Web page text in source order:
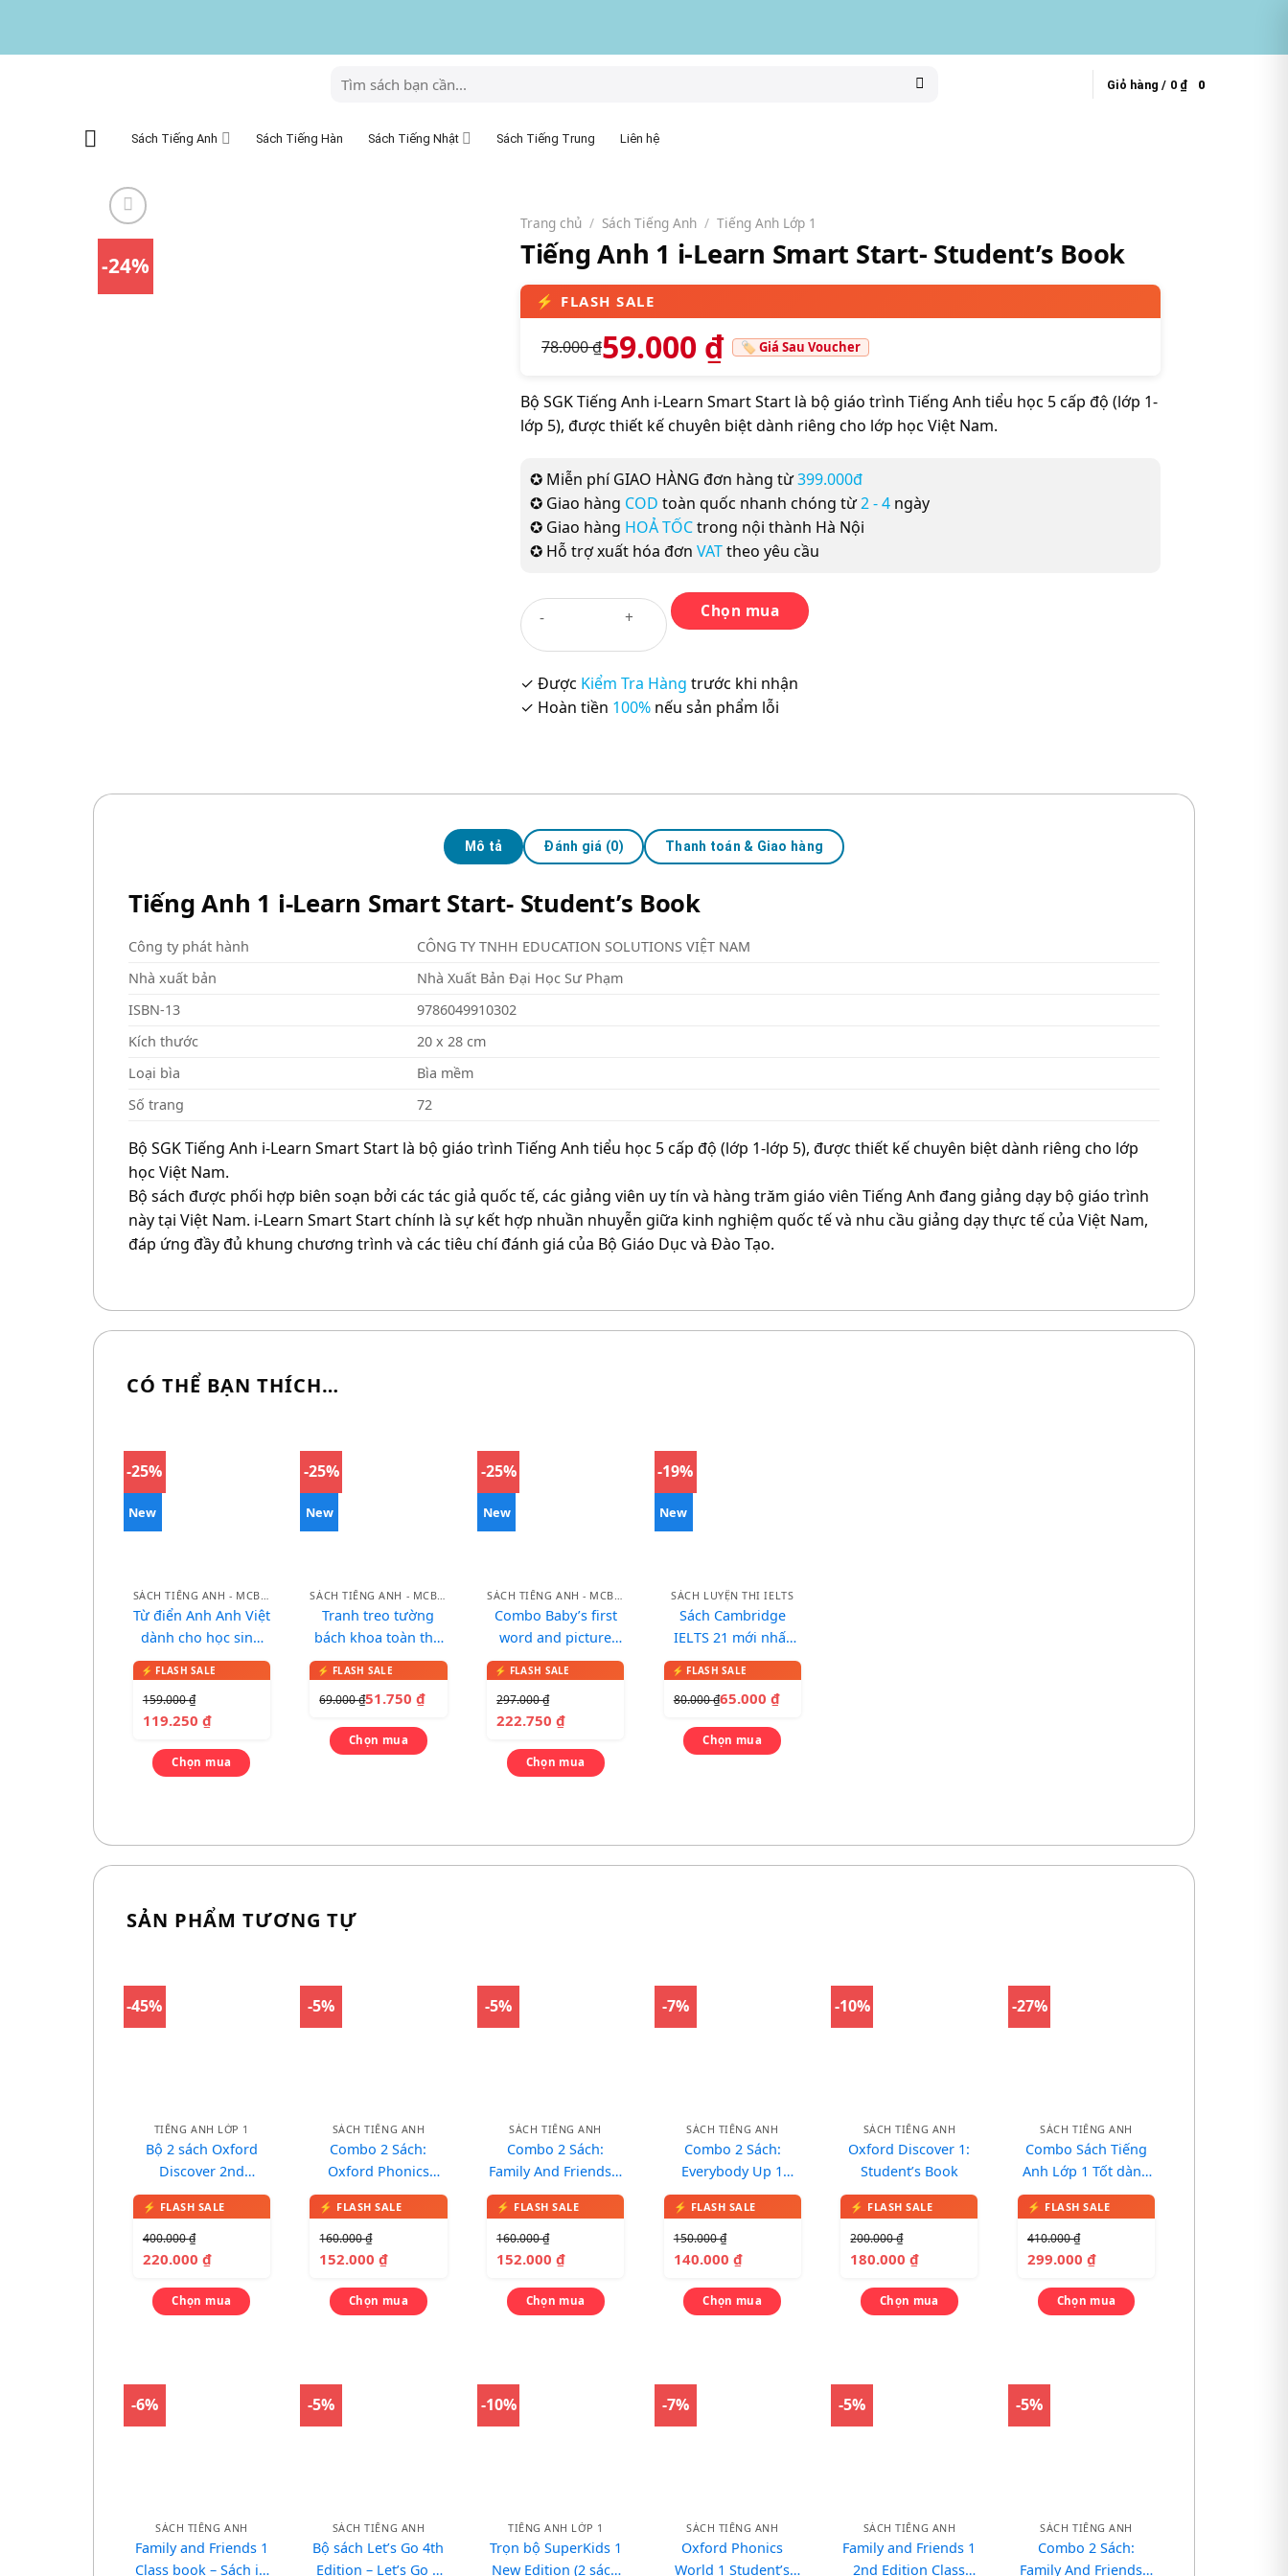
content
Tìm
kiếm:
Giỏ hàng / 0 ₫ 0
Sách Tiếng Anh Sách Tiếng Hàn Sách Tiếng Nhật Sách Tiếng Trung Liên hệ
-24%
Trang chủ / Sách Tiếng Anh / Tiếng Anh Lớp 1
Tiếng Anh 1 i-Learn Smart Start- Student’s Book
78.000₫59.000 ₫
Bộ SGK Tiếng Anh i-Learn Smart Start là bộ giáo trình Tiếng Anh tiểu học 5 cấp độ (lớp 1-
lớp 5), được thiết kế chuyên biệt dành riêng cho lớp học Việt Nam.
✪ Miễn phí GIAO HÀNG đơn hàng từ399.000đ
✪ Giao hàng COD toàn quốc nhanh chóng từ2 - 4 ngày
✪ Giao hàng HOẢ TỐCtrong nội thành Hà Nội
✪ Hỗ trợ xuất hóa đơn VATtheo yêu cầu
Tiếng
Anh
Learn
lượng
Chọn mua
✓ Được Kiểm Tra Hàng trước khi nhận
✓ Hoàn tiền 100% nếu sản phẩm lỗi
Mô tả Đánh giá (0) Thanh toán & Giao hàng
Tiếng Anh 1 i-Learn Smart Start- Student’s Book
Công ty phát hành
CÔNG TY TNHH EDUCATION SOLUTIONS VIỆT NAM
Nhà xuất bản
Nhà Xuất Bản Đại Học Sư Phạm
ISBN-13
9786049910302
Kích thước
20 x 28 cm
Loại bìa
Bìa mềm
Số trang
72
Bộ SGK Tiếng Anh i-Learn Smart Start là bộ giáo trình Tiếng Anh tiểu học 5 cấp độ (lớp 1-lớp 5), được thiết kế chuyên biệt dành riêng cho lớp
học Việt Nam.
Bộ sách được phối hợp biên soạn bởi các tác giả quốc tế, các giảng viên uy tín và hàng trăm giáo viên Tiếng Anh đang giảng dạy bộ giáo trình
này tại Việt Nam. i-Learn Smart Start chính là sự kết hợp nhuần nhuyễn giữa kinh nghiệm quốc tế và nhu cầu giảng dạy thực tế của Việt Nam,
đáp ứng đầy đủ khung chương trình và các tiêu chí đánh giá của Bộ Giáo Dục và Đào Tạo.
CÓ THỂ BẠN THÍCH…
-25%
New
Từ điển Anh Anh Việt
dành cho học sinh
(bìa xanh đỏ)
159.000₫
119.250 ₫
Chọn mua
-25%
New
Tranh treo tường
bách khoa toàn thư
cho bé
69.000₫51.750₫
Chọn mua
-25%
New
Combo Baby’s first
word and picture
dictionary – Từ điển
song ngữ qua tranh
cho bé
297.000₫
222.750₫
Chọn mua
-19%
New
SÁCH LUYỆN THI IELTS
Sách Cambridge
IELTS 21 mới nhất
2026
80.000₫65.000 ₫
Chọn mua
SẢN PHẨM TƯƠNG TỰ
-45%
TIẾNG ANH LỚP 1
Bộ 2 sách Oxford
Discover 2nd
Edition: Level 1
400.000₫
220.000 ₫
Chọn mua
-5%
SÁCH TIẾNG ANH
Combo 2 Sách:
Oxford Phonics
World 1 (Student
book + Workbook) –
In màu, kèm CD
160.000₫
152.000₫
Chọn mua
-5%
SÁCH TIẾNG ANH
Combo 2 Sách:
Family And Friends 1
(Classbook +
Workbook) – In màu,
kèm CD
160.000₫
152.000₫
Chọn mua
-7%
SÁCH TIẾNG ANH
Combo 2 Sách:
Everybody Up 1
phiên bản 2nd
Edition (Student
Book + Workbook)
150.000₫
140.000 ₫
Chọn mua
-10%
SÁCH TIẾNG ANH
Oxford Discover 1:
Student’s Book
200.000₫
180.000₫
Chọn mua
-27%
SÁCH TIẾNG ANH
Combo Sách Tiếng
Anh Lớp 1 Tốt dành
cho Con và Ba Mẹ
410.000₫
299.000₫
Chọn mua
-6%
SÁCH TIẾNG ANH
Family and Friends 1
Class book – Sách in
-5%
SÁCH TIẾNG ANH
Bộ sách Let’s Go 4th
Edition – Let’s Go 1
-10%
TIẾNG ANH LỚP 1
Trọn bộ SuperKids 1
New Edition (2 sách
-7%
SÁCH TIẾNG ANH
Oxford Phonics
World 1 Student’s
-5%
SÁCH TIẾNG ANH
Family and Friends 1
2nd Edition Class
-5%
SÁCH TIẾNG ANH
Combo 2 Sách:
Family And Friends 1